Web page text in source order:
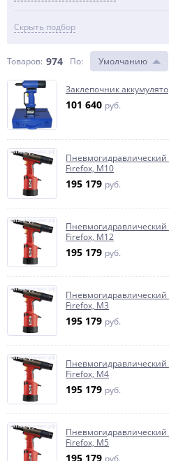
Скрыть подбор
Товаров: 974 По: Умолчанию
Заклепочник
101 640 руб.
Пневмогидравлический
Firefox, M10
195 179 руб.
Пневмогидравлический
Firefox, M12
195 179 руб.
Пневмогидравлический
Firefox, M3
195 179 руб.
Пневмогидравлический
Firefox, M4
195 179 руб.
Пневмогидравлический
Firefox, M5
195 179 руб.